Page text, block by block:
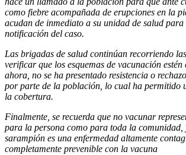
como fiebre acompañada de erupciones en la
acudan de inmediato a su unidad de salud
notificación del caso.
Las brigadas de salud continúan recorriendo
verificar que los esquemas de vacunación
ahora, no se ha presentado resistencia o
por parte de la población, lo cual ha permitido
la cobertura.
Finalmente, se recuerda que no vacunar
para la persona como para toda la comunidad,
sarampión es una enfermedad altamente
completamente prevenible con la vacuna